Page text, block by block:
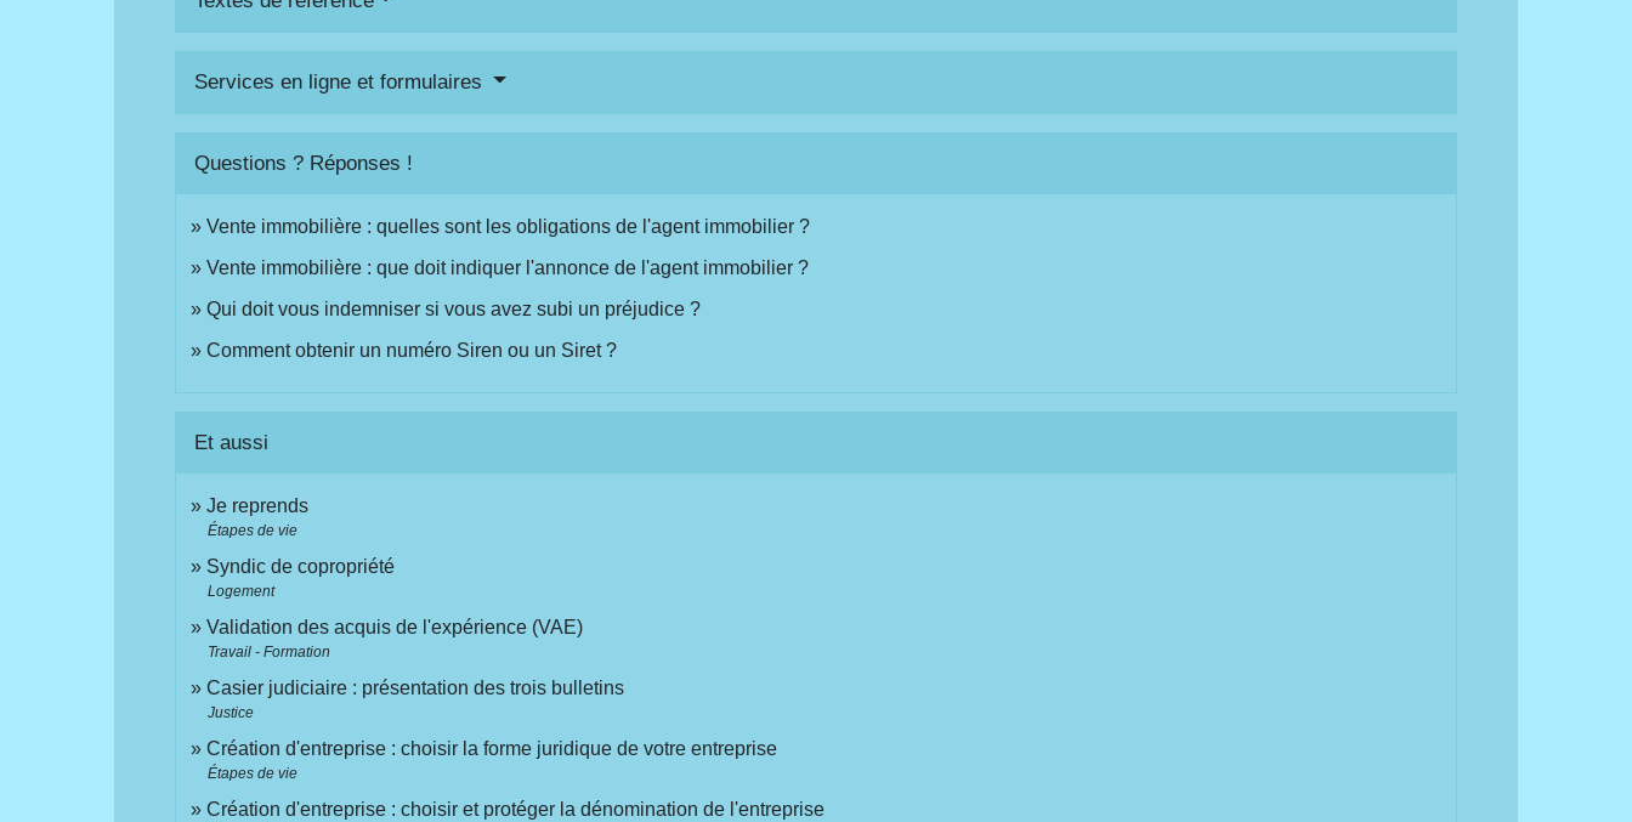
Services en ligne et formulaires
Questions ? Réponses !
Vente immobilière : quelles sont les obligations de l'agent immobilier ?
Vente immobilière : que doit indiquer l'annonce de l'agent immobilier ?
Qui doit vous indemniser si vous avez subi un préjudice ?
Comment obtenir un numéro Siren ou un Siret ?
Et aussi
Je reprends
Étapes de vie
Syndic de copropriété
Logement
Validation des acquis de l'expérience (VAE)
Travail - Formation
Casier judiciaire : présentation des trois bulletins
Justice
Création d'entreprise : choisir la forme juridique de votre entreprise
Étapes de vie
Création d'entreprise : choisir et protéger la dénomination de l'entreprise